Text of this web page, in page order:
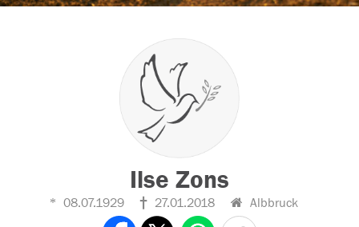
Ilse Zons
08.07.1929 27.01.2018 Albbruck